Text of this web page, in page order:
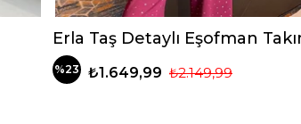
%23 ₺1.649,99 ₺2.149,99